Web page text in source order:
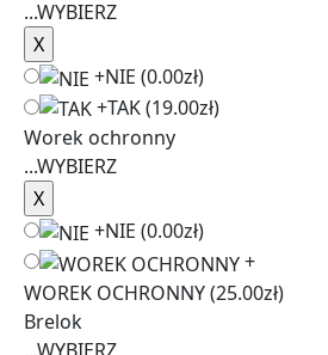
...WYBIERZ
+NIE (0.00zł)
+TAK(19.00zł)
Worek ochronny
...WYBIERZ
+NIE (0.00zł)
+
WOREK OCHRONNY(25.00zł)
Brelok